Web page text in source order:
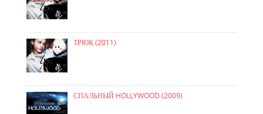
ТРЮК (2011)
СПАЛЬНЫЙ HOLLYWOOD (2009)